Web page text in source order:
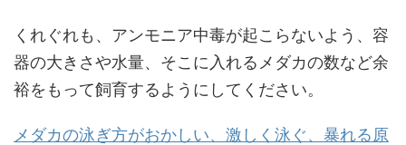
くれぐれも、アンモニア中毒が起こらないよう、容
器の大きさや水量、そこに入れるメダカの数など余
裕をもって飼育するようにしてください。
メダカの泳ぎ方がおかしい、激しく泳ぐ、暴れる原